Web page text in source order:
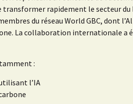
transformer rapidement le secteur
du réseau World GBC, dont
La collaboration internationale a
:
l’IA